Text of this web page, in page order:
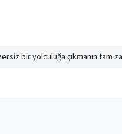
bir yolculuğa çıkmanın tam